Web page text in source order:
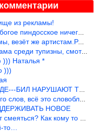
из рекламы!
ничего. Наташ, и не стыдно такую фигн
артистам.Режиссёры, сценаристы вы где или к
тупизны, смотреть невозможно.
))) Наталья *
)))
НАРУШАЮТ ТЕХНИКУ БЕЗОПАСНОСТИ
это словоблудие можно было уложить в 1 мин
НОВОЕ
Как кому то больно? Не смешно.
то…